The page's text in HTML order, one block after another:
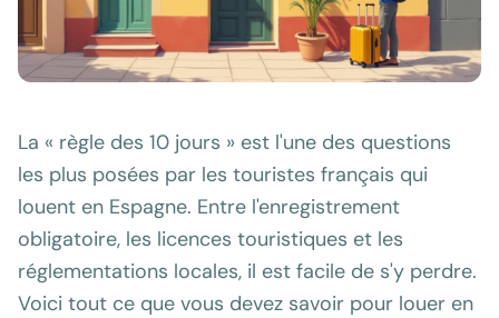
La « règle des 10 jours » est l'une des questions
les plus posées par les touristes français qui
louent en Espagne. Entre l'enregistrement
obligatoire, les licences touristiques et les
réglementations locales, il est facile de s'y perdre.
Voici tout ce que vous devez savoir pour louer en